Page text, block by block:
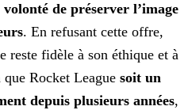
volonté de préserver l’image
. En refusant cette offre,
reste fidèle à son éthique et à
Rocket League soit un
depuis plusieurs années,